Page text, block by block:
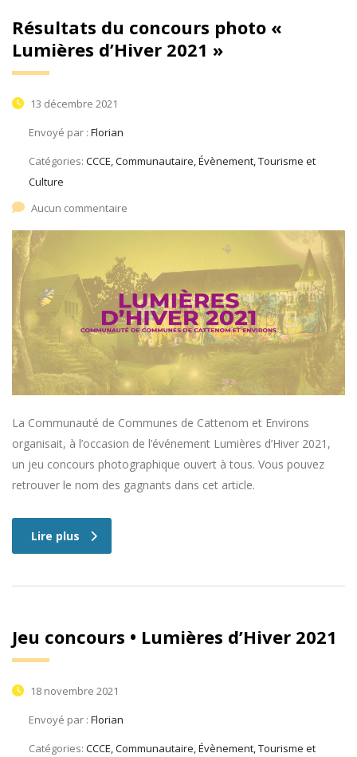
Résultats du concours photo «
Lumières d’Hiver 2021 »
13 décembre 2021
Envoyé par : Florian
Catégories: CCCE, Communautaire, Évènement, Tourisme et
Culture
Aucun commentaire
La Communauté de Communes de Cattenom et Environs
organisait, à l’occasion de l’événement Lumières d’Hiver 2021,
un jeu concours photographique ouvert à tous. Vous pouvez
retrouver le nom des gagnants dans cet article.
Lire plus
Jeu concours • Lumières d’Hiver 2021
18 novembre 2021
Envoyé par : Florian
Catégories: CCCE, Communautaire, Évènement, Tourisme et